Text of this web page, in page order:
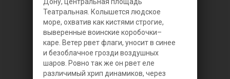
Театральная. Колышется людское
море, охватив как кистями строгие,
выверенные воинские коробочки–
каре. Ветер рвет флаги, уносит в синее
и безоблачное грозди воздушных
шаров. Ровно так же он рвет еле
различимый хрип динамиков, через